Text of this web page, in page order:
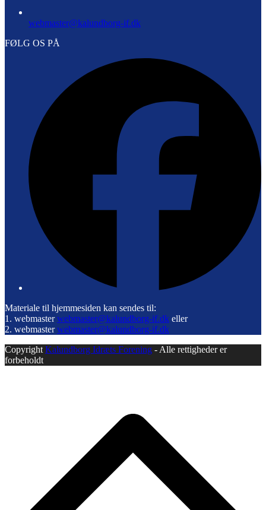
webmaster@kalundborg-if.dk
FØLG OS PÅ
Materiale til hjemmesiden kan sendes til:
1. webmasterwebmaster@kalundborg-if.dk eller
2. webmasterwebmaster@kalundborg-if.dk
Copyright Kalundborg Idræts Forening - Alle rettigheder er
forbeholdt